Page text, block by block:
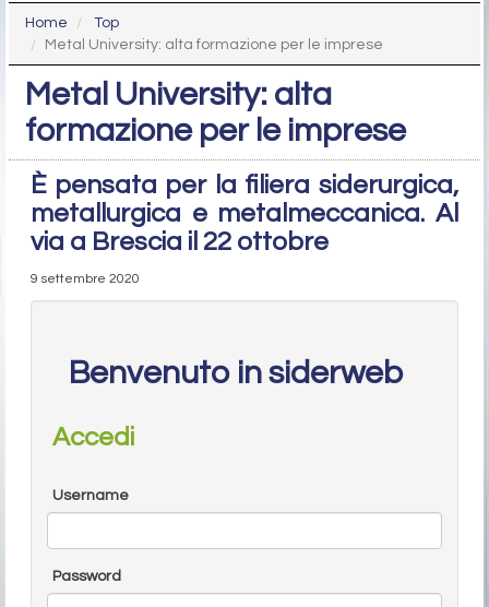
Home
Top
Metal University: alta formazione per le imprese
Metal University: alta
formazione per le imprese
È pensata per la filiera siderurgica,
metallurgica e metalmeccanica. Al
via a Brescia il 22 ottobre
9 settembre 2020
Benvenuto in siderweb
Accedi
Username
Password